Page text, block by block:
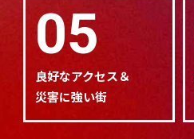
05
良好なアクセス＆
災害に強い街